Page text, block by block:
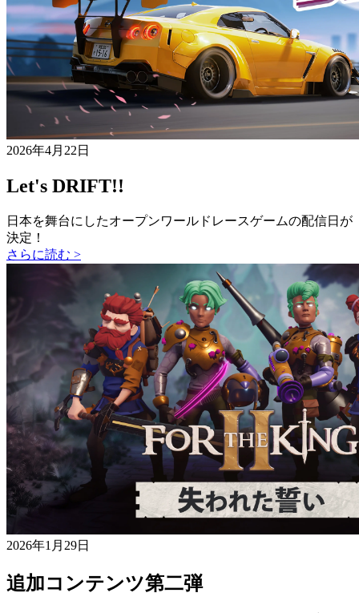
2026年4月22日
Let's DRIFT!!
日本を舞台にしたオープンワールドレースゲームの配信日が
決定！
さらに読む >
2026年1月29日
追加コンテンツ第二弾